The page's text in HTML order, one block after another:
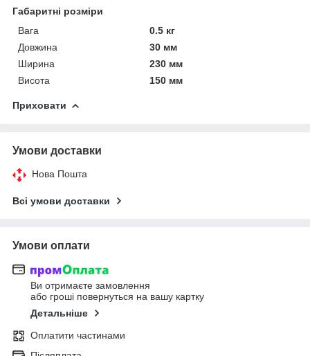
Габаритні розміри
Вага
0.5 кг
Довжина
30 мм
Ширина
230 мм
Висота
150 мм
Приховати
Умови доставки
Нова Пошта
Всі умови доставки
Умови оплати
Ви отримаєте замовлення
або гроші повернуться на вашу картку
Детальніше
Оплатити частинами